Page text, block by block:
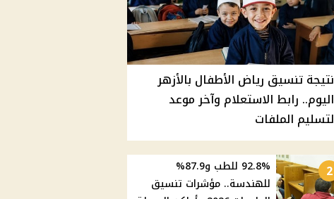
نتيجة تنسيق رياض الأطفال بالأزهر
اليوم.. رابط الاستعلام وآخر موعد
لتسليم الملفات
2
92.8% للطب و87.9%
للهندسة.. مؤشرات تنسيق